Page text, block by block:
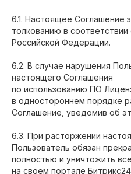
6.1. Настоящее Соглашение
толкованию в
Российской Федерации.
6.2. В случае нарушения
настоящего Соглашения
по использованию ПО
в одностороннем порядке
Соглашение, уведомив об
6.3. При расторжении
Пользователь обязан
полностью и уничтожить
на своем портале
Б24PLUS© 2024
Все права защищены.